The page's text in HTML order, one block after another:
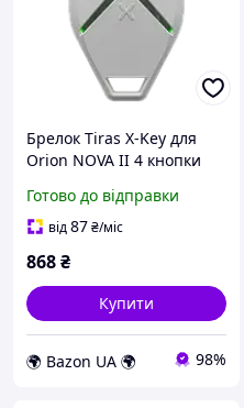
Брелок Tiras X-Key для
Orion NOVA II 4 кнопки
Готово до відправки
від87₴/міс
868₴
Купити
🌍 Bazon UA 🌍 98%